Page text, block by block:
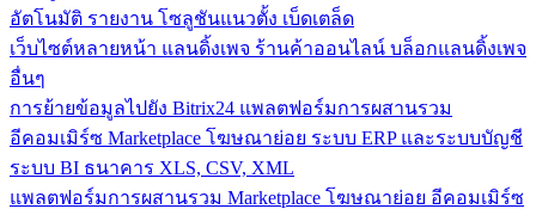
อัตโนมัติ รายงาน โซลูชันแนวตั้ง เบ็ดเตล็ด
เว็บไซต์หลายหน้า แลนดิ้งเพจ ร้านค้าออนไลน์ บล็อกแลนดิ้งเพจ
อื่นๆ
การย้ายข้อมูลไปยัง Bitrix24 แพลตฟอร์มการผสานรวม
อีคอมเมิร์ซ Marketplace โฆษณาย่อย ระบบ ERP และระบบบัญชี
ระบบ BI ธนาคาร XLS, CSV, XML
แพลตฟอร์มการผสานรวม Marketplace โฆษณาย่อย อีคอมเมิร์ซ